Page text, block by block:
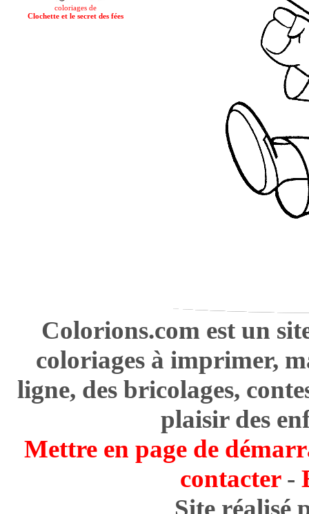
coloriages de
Clochette et le secret des fées
Colorions.com est un
coloriages à imprimer,
ligne, des bricolages,
plaisir des
Mettre en page de
contacter-
Site réalisé